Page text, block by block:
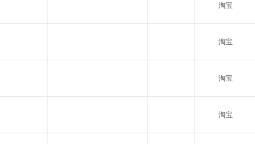
淘宝
淘宝
淘宝
淘宝